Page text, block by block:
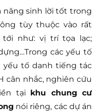
năng sinh lời tốt trong
tùy thuộc vào rất
như: vị trí tọa lạc;
các yếu tố
tố danh tiếng tác
cân nhắc, nghiên cứu
tại khu chung cư
nói riêng, các dự án